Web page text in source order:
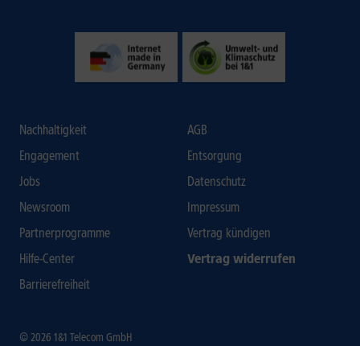
Nachhaltigkeit
Engagement
Jobs
Newsroom
Partnerprogramme
Hilfe-Center
Barrierefreiheit
AGB
Entsorgung
Datenschutz
Impressum
Vertrag kündigen
Vertrag widerrufen
© 2026 1&1 Telecom GmbH